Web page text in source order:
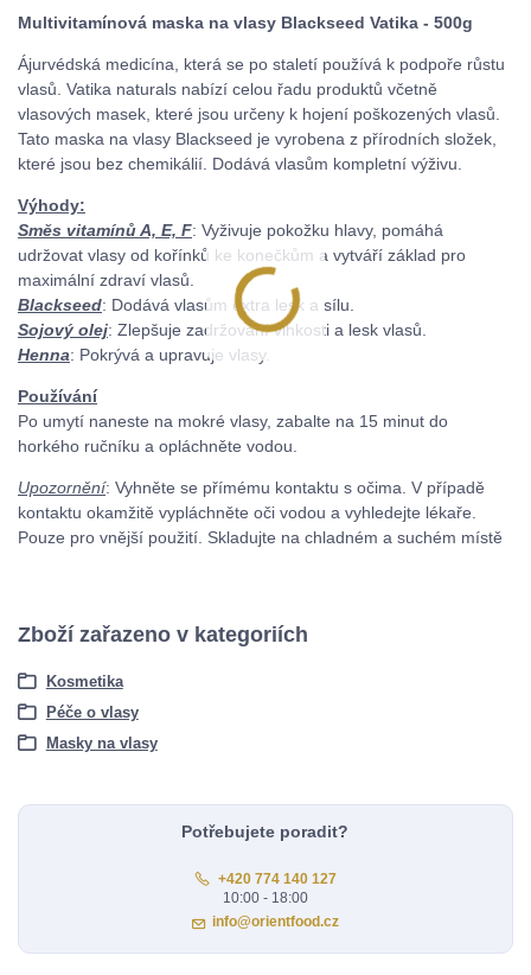
Multivitamínová maska ​​na vlasy Blackseed Vatika - 500g
Ájurvédská medicína, která se po staletí používá k podpoře růstu
vlasů. Vatika naturals nabízí celou řadu produktů včetně
vlasových masek, které jsou určeny k hojení poškozených vlasů.
Tato maska ​​na vlasy Blackseed je vyrobena z přírodních složek,
které jsou bez chemikálií. Dodává vlasům kompletní výživu.
Výhody:
Směs vitamínů A, E, F: Vyživuje pokožku hlavy, pomáhá
udržovat vlasy od kořínků ke konečkům a vytváří základ pro
maximální zdraví vlasů.
Blackseed: Dodává vlasům extra lesk a sílu.
Sojový olej: Zlepšuje zadržování vlhkosti a lesk vlasů.
Henna: Pokrývá a upravuje vlasy.
Používání
Po umytí naneste na mokré vlasy, zabalte na 15 minut do
horkého ručníku a opláchněte vodou.
Upozornění: Vyhněte se přímému kontaktu s očima. V případě
kontaktu okamžitě vypláchněte oči vodou a vyhledejte lékaře.
Pouze pro vnější použití. Skladujte na chladném a suchém místě
Zboží zařazeno v kategoriích
Kosmetika
Péče o vlasy
Masky na vlasy
Potřebujete poradit?
+420 774 140 127
10:00 - 18:00
info@orientfood.cz